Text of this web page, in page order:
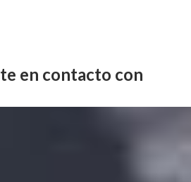
en contacto con